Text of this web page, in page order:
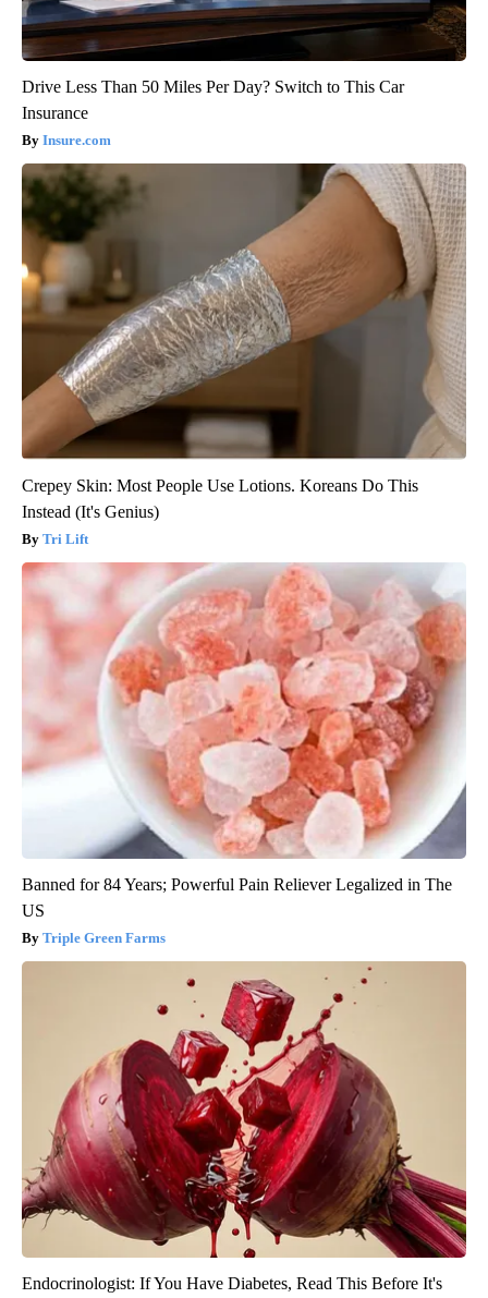
Drive Less Than 50 Miles Per Day? Switch to This Car
Insurance
Insure.com
Crepey Skin: Most People Use Lotions. Koreans Do This
Instead (It's Genius)
Tri Lift
Banned for 84 Years; Powerful Pain Reliever Legalized in The
US
Triple Green Farms
Endocrinologist: If You Have Diabetes, Read This Before It's